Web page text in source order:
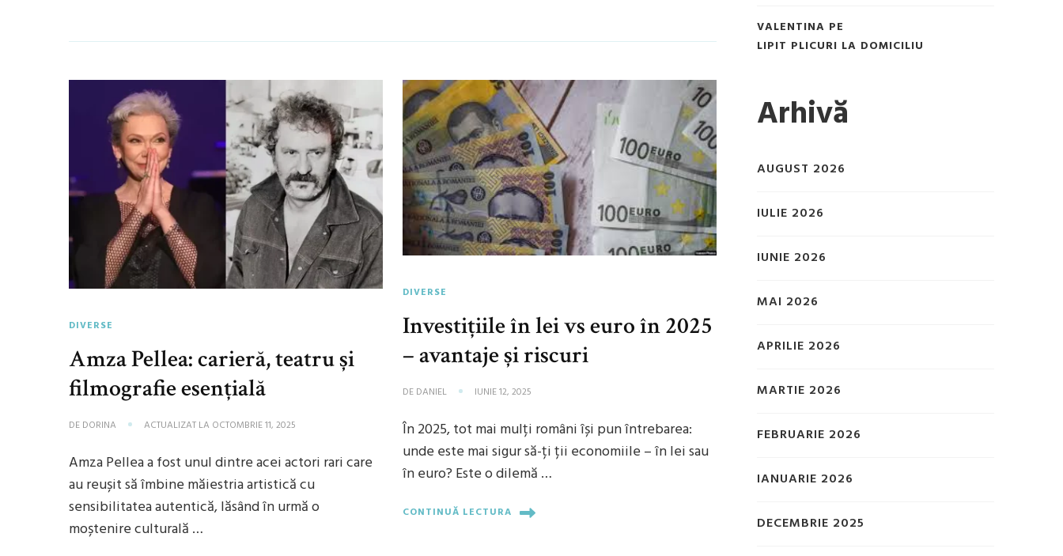
DIVERSE
Amza Pellea: carieră, teatru și
filmografie esențială
DE DORINA ACTUALIZAT LA OCTOMBRIE 11, 2025
Amza Pellea a fost unul dintre acei actori rari care
au reușit să îmbine măiestria artistică cu
sensibilitatea autentică, lăsând în urmă o
moștenire culturală …
DIVERSE
Investițiile în lei vs euro în 2025
– avantaje și riscuri
DE DANIEL IUNIE 12, 2025
În 2025, tot mai mulți români își pun întrebarea:
unde este mai sigur să-ți ții economiile – în lei sau
în euro? Este o dilemă …
CONTINUĂ LECTURA
VALENTINA PE
LIPIT PLICURI LA DOMICILIU
Arhivă
AUGUST 2026
IULIE 2026
IUNIE 2026
MAI 2026
APRILIE 2026
MARTIE 2026
FEBRUARIE 2026
IANUARIE 2026
DECEMBRIE 2025